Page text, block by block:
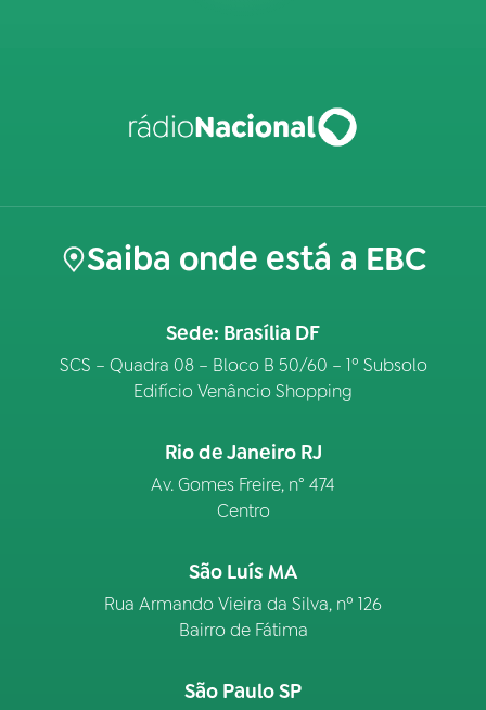
Saiba onde está a EBC
Sede: Brasília DF
SCS – Quadra 08 – Bloco B 50/60 – 1º Subsolo
Edifício Venâncio Shopping
Rio de Janeiro RJ
Av. Gomes Freire, n° 474
Centro
São Luís MA
Rua Armando Vieira da Silva, nº 126
Bairro de Fátima
São Paulo SP